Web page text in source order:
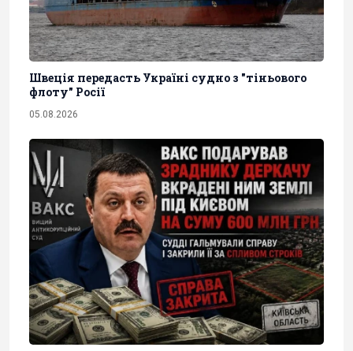
Швеція передасть Україні судно з "тіньового
флоту" Росії
05.08.2026